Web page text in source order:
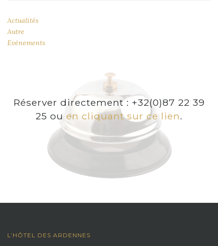
Actualités
Autre
Evénements
Réserver directement : +32(0)87 22 39
25 ou en cliquant sur ce lien.
L’HÔTEL DES ARDENNES